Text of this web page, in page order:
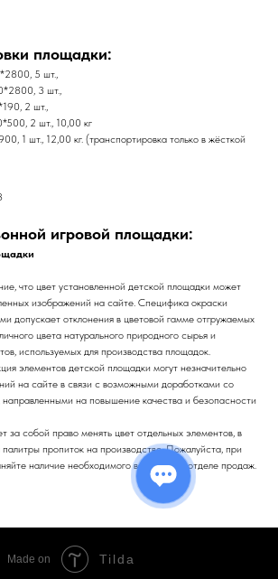
площадки:
5 шт.,
3 шт.,
2 шт.,
2 шт., 10,00 кг
1 шт., 12,00 кг. (транспортировка только в жёсткой
игровой площадки:
что цвет установленной детской площадки может
изображений на сайте. Специфика окраски
допускает отклонения в цветовой гамме отгружаемых
цвета натурального природного сырья и
используемых для производства площадок.
элементов детской площадки могут незначительно
на сайте в связи с возможными доработками со
направленными на повышение качества и безопасности
за собой право менять цвет отдельных элементов, в
пропиток на производстве. Пожалуйста, при
наличие необходимого вам цвета в отделе продаж.
Made on Tilda